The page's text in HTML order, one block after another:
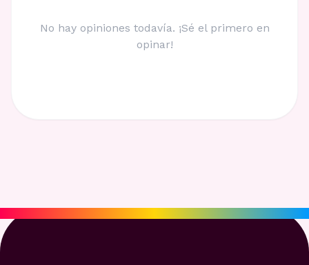
No hay opiniones todavía. ¡Sé el primero en
opinar!